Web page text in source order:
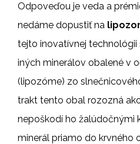
Odpoveďou je veda a
nedáme dopustiť na
tejto inovatívnej technológii
iných minerálov obalené v
(lipozóme) zo
trakt tento obal rozozná
nepoškodí ho žalúdočnými
minerál priamo do krvného